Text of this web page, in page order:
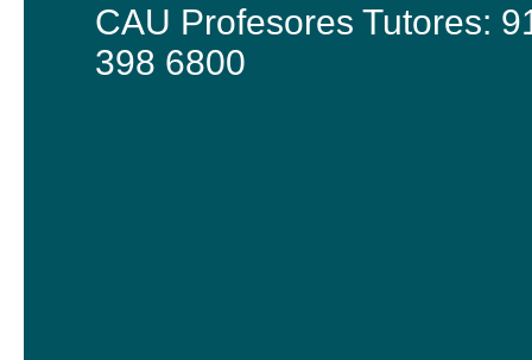
CAU Profesores Tutores:
398 6800